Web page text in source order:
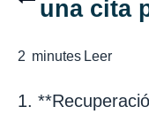
una cita
2 minutes Leer
1.